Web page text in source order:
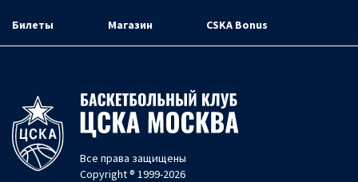
Билеты Магазин CSKA Bonus
Все права защищены
Copyright ® 1999-2026